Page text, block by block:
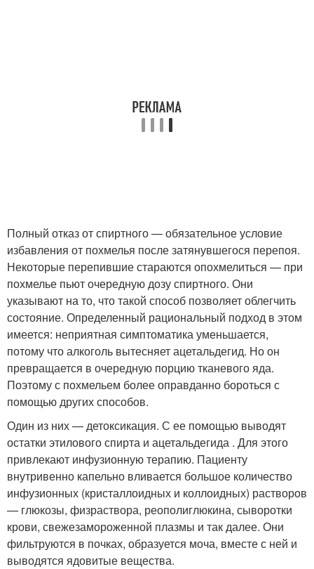
Полный отказ от спиртного — обязательное условие
избавления от похмелья после затянувшегося перепоя.
Некоторые перепившие стараются опохмелиться — при
похмелье пьют очередную дозу спиртного. Они
указывают на то, что такой способ позволяет облегчить
состояние. Определенный рациональный подход в этом
имеется: неприятная симптоматика уменьшается,
потому что алкоголь вытесняет ацетальдегид. Но он
превращается в очередную порцию тканевого яда.
Поэтому с похмельем более оправданно бороться с
помощью других способов.
Один из них — детоксикация. С ее помощью выводят
остатки этилового спирта и ацетальдегида . Для этого
привлекают инфузионную терапию. Пациенту
внутривенно капельно вливается большое количество
инфузионных (кристаллоидных и коллоидных) растворов
— глюкозы, физраствора, реополиглюкина, сыворотки
крови, свежезамороженной плазмы и так далее. Они
фильтруются в почках, образуется моча, вместе с ней и
выводятся ядовитые вещества.